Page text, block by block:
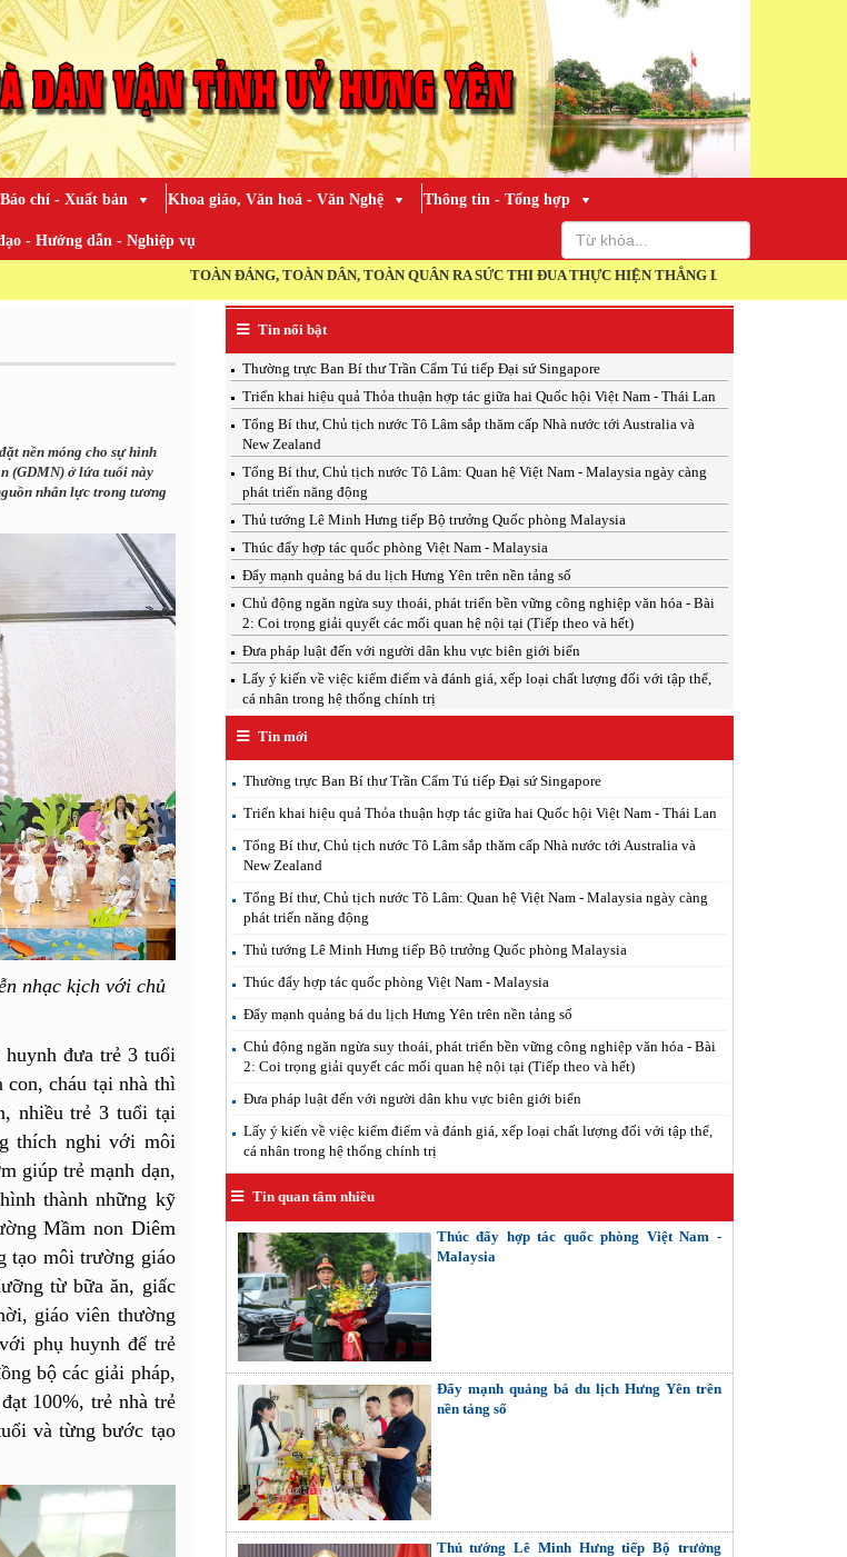
chí - Xuất bản Khoa giáo, Văn hoá - Văn Nghệ Thông tin - Tổng hợp
- Hướng dẫn - Nghiệp vụ
TOÀN ĐẢNG, TOÀN DÂN, TOÀN QUÂN RA SỨC THI ĐUA THỰC HIỆN THẮNG LỢI NGHỊ QUYẾT ĐẠI HỘI XIV CỦA
nền móng cho sự hình
(GDMN) ở lứa tuổi này
nhân lực trong tương
nhạc kịch với chủ
đưa trẻ 3 tuổi
cháu tại nhà thì
nhiều trẻ 3 tuổi tại
thích nghi với môi
giúp trẻ mạnh dạn,
thành những kỹ
Mầm non Diêm
tạo môi trường giáo
từ bữa ăn, giấc
giáo viên thường
phụ huynh để trẻ
bộ các giải pháp,
100%, trẻ nhà trẻ
và từng bước tạo
Tin nổi bật
Thường trực Ban Bí thư Trần Cẩm Tú tiếp Đại sứ Singapore
Triển khai hiệu quả Thỏa thuận hợp tác giữa hai Quốc hội Việt Nam - Thái Lan
Tổng Bí thư, Chủ tịch nước Tô Lâm sắp thăm cấp Nhà nước tới Australia và
New Zealand
Tổng Bí thư, Chủ tịch nước Tô Lâm: Quan hệ Việt Nam - Malaysia ngày càng
phát triển năng động
Thủ tướng Lê Minh Hưng tiếp Bộ trưởng Quốc phòng Malaysia
Thúc đẩy hợp tác quốc phòng Việt Nam - Malaysia
Đẩy mạnh quảng bá du lịch Hưng Yên trên nền tảng số
Chủ động ngăn ngừa suy thoái, phát triển bền vững công nghiệp văn hóa - Bài
2: Coi trọng giải quyết các mối quan hệ nội tại (Tiếp theo và hết)
Đưa pháp luật đến với người dân khu vực biên giới biển
Lấy ý kiến về việc kiểm điểm và đánh giá, xếp loại chất lượng đối với tập thể,
cá nhân trong hệ thống chính trị
Tin mới
Thường trực Ban Bí thư Trần Cẩm Tú tiếp Đại sứ Singapore
Triển khai hiệu quả Thỏa thuận hợp tác giữa hai Quốc hội Việt Nam - Thái Lan
Tổng Bí thư, Chủ tịch nước Tô Lâm sắp thăm cấp Nhà nước tới Australia và
New Zealand
Tổng Bí thư, Chủ tịch nước Tô Lâm: Quan hệ Việt Nam - Malaysia ngày càng
phát triển năng động
Thủ tướng Lê Minh Hưng tiếp Bộ trưởng Quốc phòng Malaysia
Thúc đẩy hợp tác quốc phòng Việt Nam - Malaysia
Đẩy mạnh quảng bá du lịch Hưng Yên trên nền tảng số
Chủ động ngăn ngừa suy thoái, phát triển bền vững công nghiệp văn hóa - Bài
2: Coi trọng giải quyết các mối quan hệ nội tại (Tiếp theo và hết)
Đưa pháp luật đến với người dân khu vực biên giới biển
Lấy ý kiến về việc kiểm điểm và đánh giá, xếp loại chất lượng đối với tập thể,
cá nhân trong hệ thống chính trị
Tin quan tâm nhiều
Thúc đẩy hợp tác quốc phòng Việt Nam -
Malaysia
Đẩy mạnh quảng bá du lịch Hưng Yên trên
nền tảng số
Thủ tướng Lê Minh Hưng tiếp Bộ trưởng